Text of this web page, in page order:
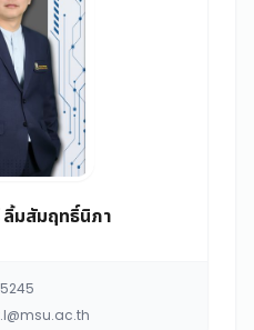
มสัมฤทธิ์นิภา
5245